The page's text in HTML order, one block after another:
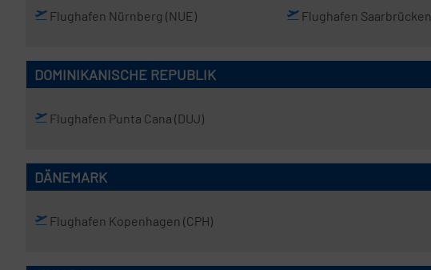
Flughafen Nürnberg (NUE) Flughafen Saarbrücken
DOMINIKANISCHE REPUBLIK
Flughafen Punta Cana (DUJ)
DÄNEMARK
Flughafen Kopenhagen (CPH)